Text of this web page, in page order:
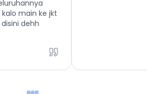
main ke jkt
dehh